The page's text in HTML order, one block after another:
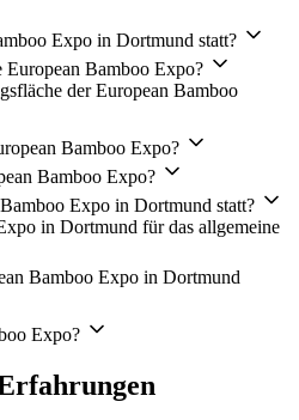
Expo in Dortmund statt?
Bamboo Expo?
der European Bamboo
Bamboo Expo?
Bamboo Expo?
Expo in Dortmund statt?
in Dortmund für das allgemeine
Bamboo Expo in Dortmund
Expo?